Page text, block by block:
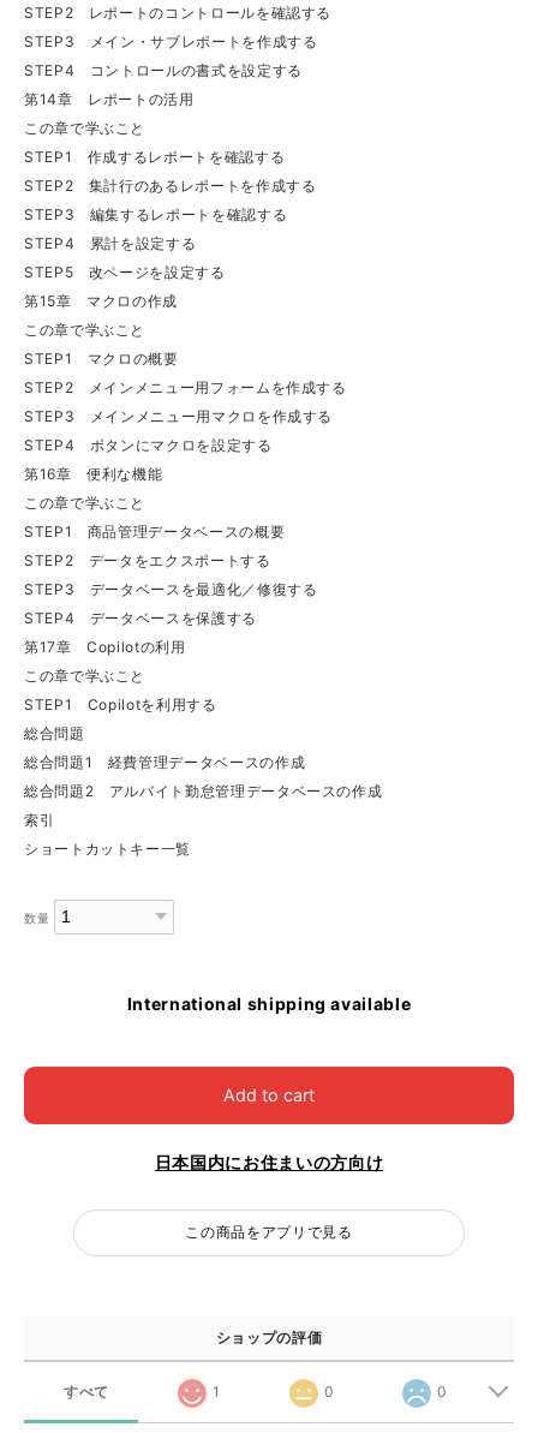
STEP2 レポートのコントロールを確認する
STEP3 メイン・サブレポートを作成する
STEP4 コントロールの書式を設定する
第14章 レポートの活用
この章で学ぶこと
STEP1 作成するレポートを確認する
STEP2 集計行のあるレポートを作成する
STEP3 編集するレポートを確認する
STEP4 累計を設定する
STEP5 改ページを設定する
第15章 マクロの作成
この章で学ぶこと
STEP1 マクロの概要
STEP2 メインメニュー用フォームを作成する
STEP3 メインメニュー用マクロを作成する
STEP4 ボタンにマクロを設定する
第16章 便利な機能
この章で学ぶこと
STEP1 商品管理データベースの概要
STEP2 データをエクスポートする
STEP3 データベースを最適化／修復する
STEP4 データベースを保護する
第17章 Copilotの利用
この章で学ぶこと
STEP1 Copilotを利用する
総合問題
総合問題1 経費管理データベースの作成
総合問題2 アルバイト勤怠管理データベースの作成
索引
ショートカットキー一覧
数量
International shipping available
Add to cart
日本国内にお住まいの方向け
この商品をアプリで見る
ショップの評価
すべて 1 0 0